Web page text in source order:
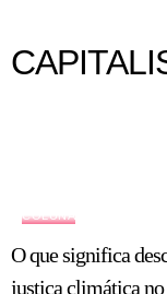
COLUNA
O que significa
justiça climática